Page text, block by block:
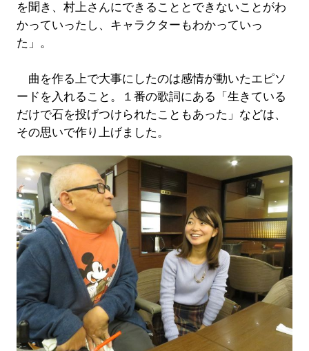
を聞き、村上さんにできることとできないことがわ
かっていったし、キャラクターもわかっていっ
た」。
曲を作る上で大事にしたのは感情が動いたエピソ
ードを入れること。１番の歌詞にある「生きている
だけで石を投げつけられたこともあった」などは、
その思いで作り上げました。